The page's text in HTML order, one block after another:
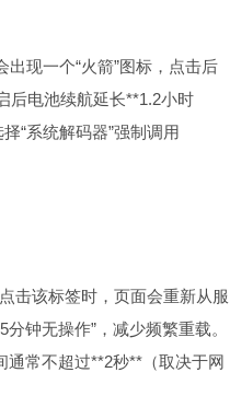
现一个“火箭”图标，点击后
后电池续航延长**1.2小时
“系统解码器”强制调用
击该标签时，页面会重新从服
钟无操作”，减少频繁重载。
通常不超过**2秒**（取决于网